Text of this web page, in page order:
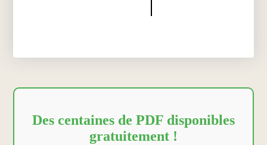
Des centaines de PDF disponibles
gratuitement !